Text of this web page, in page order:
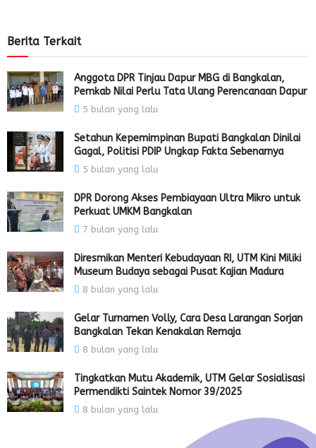
Berita Terkait
Anggota DPR Tinjau Dapur MBG di Bangkalan,
Pemkab Nilai Perlu Tata Ulang Perencanaan Dapur
5 bulan yang lalu
Setahun Kepemimpinan Bupati Bangkalan Dinilai
Gagal, Politisi PDIP Ungkap Fakta Sebenarnya
5 bulan yang lalu
DPR Dorong Akses Pembiayaan Ultra Mikro untuk
Perkuat UMKM Bangkalan
7 bulan yang lalu
Diresmikan Menteri Kebudayaan RI, UTM Kini Miliki
Museum Budaya sebagai Pusat Kajian Madura
8 bulan yang lalu
Gelar Turnamen Volly, Cara Desa Larangan Sorjan
Bangkalan Tekan Kenakalan Remaja
8 bulan yang lalu
Tingkatkan Mutu Akademik, UTM Gelar Sosialisasi
Permendikti Saintek Nomor 39/2025
8 bulan yang lalu